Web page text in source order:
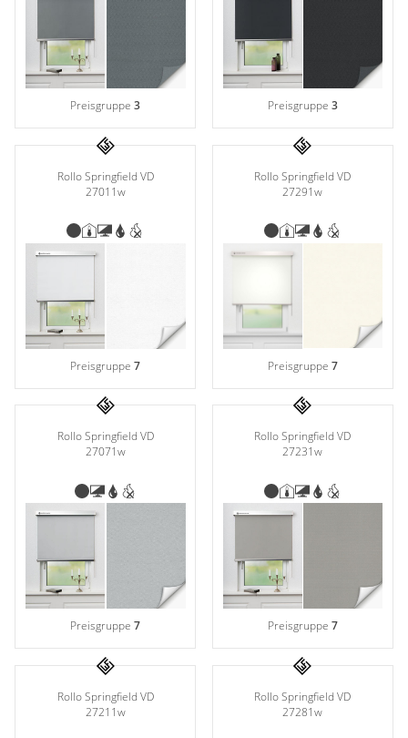
Preisgruppe3 Preisgruppe 3
Rollo Springfield VD
27011w
Preisgruppe7
Rollo Springfield VD
27291w
Preisgruppe 7
Rollo Springfield VD
27071w
Preisgruppe7
Rollo Springfield VD
27231w
Preisgruppe 7
Rollo Springfield VD
27211w
Rollo Springfield VD
27281w